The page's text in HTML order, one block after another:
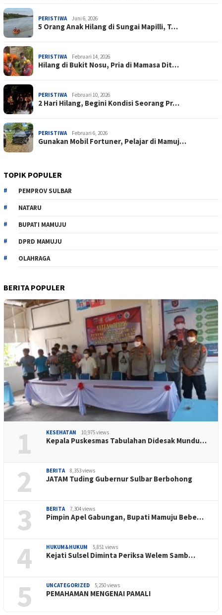
PERISTIWA Juni 6, 2026
5 Orang Anak Hilang di Sungai Mapilli, T…
PERISTIWA Februari 14, 2026
Hilang di Bukit Nosu, Pria di Mamasa Dit…
PERISTIWA Februari 10, 2026
2 Hari Hilang, Begini Kondisi Seorang Pr…
PERISTIWA Februari 6, 2026
Gunakan Mobil Fortuner, Pelajar di Mamuj…
TOPIK POPULER
PEMPROV SULBAR
NATARU
BUPATI MAMUJU
DPRD MAMUJU
OLAHRAGA
BERITA POPULER
1 KESEHATAN 10,975 views
Kepala Puskesmas Tabulahan Didesak Mundu…
2 BERITA 8,353 views
JATAM Tuding Gubernur Sulbar Berbohong
3 BERITA 7,304 views
Pimpin Apel Gabungan, Bupati Mamuju Bebe…
4 HUKUM&HUKUM 5,851 views
Kejati Sulsel Diminta Periksa Welem Samb…
5 UNCATEGORIZED 5,250 views
PEMAHAMAN MENGENAI PAMALI